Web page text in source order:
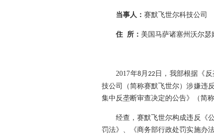
当事人： 赛默飞世尔科技公司
住 所： 美国马萨诸塞州沃尔瑟
2017年8月22 日，我部根据《
技公司（简称赛默飞世尔）涉嫌违
集中反垄断审查决定的公告》（简
经查，赛默飞世尔构成违反《公
罚法》、《商务部行政处罚实施办